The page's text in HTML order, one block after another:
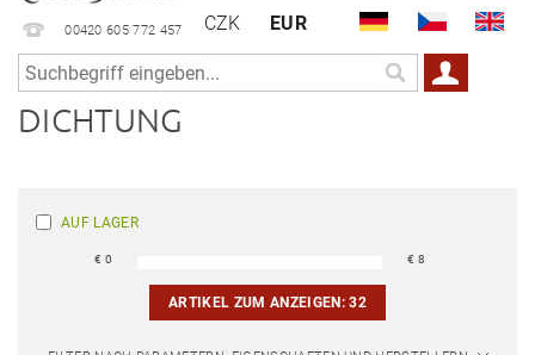
00420 605 772 457 CZK EUR
DICHTUNG
AUF LAGER
€0 € 8
ARTIKEL ZUM ANZEIGEN:32